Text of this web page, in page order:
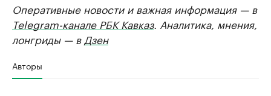
Оперативные новости и важная информация — в
Telegram-канале РБК Кавказ. Аналитика, мнения,
лонгриды — в Дзен
Авторы